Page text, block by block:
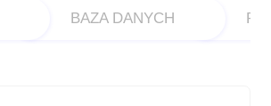
BAZA DANYCH